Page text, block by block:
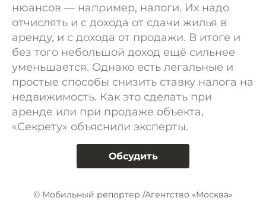
нюансов — например, налоги. Их надо
отчислять и с дохода от сдачи жилья в
аренду, и с дохода от продажи. В итоге и
без того небольшой доход ещё сильнее
уменьшается. Однако есть легальные и
простые способы снизить ставку налога на
недвижимость. Как это сделать при
аренде или при продаже объекта,
«Секрету» объяснили эксперты.
Обсудить
© Мобильный репортер /Агентство «Москва»